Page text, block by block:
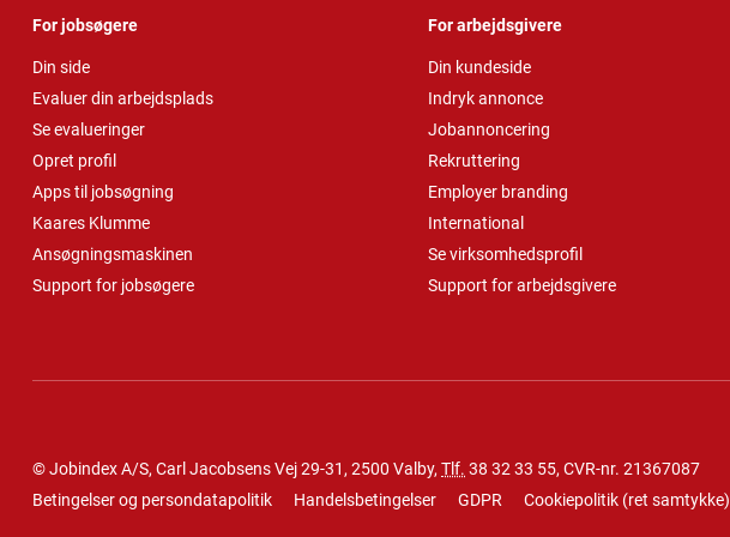
For jobsøgere
Din side
Evaluer din arbejdsplads
Se evalueringer
Opret profil
Apps til jobsøgning
Kaares Klumme
Ansøgningsmaskinen
Support for jobsøgere
For arbejdsgivere
Din kundeside
Indryk annonce
Jobannoncering
Rekruttering
Employer branding
International
Se virksomhedsprofil
Support for arbejdsgivere
© Jobindex A/S, Carl Jacobsens Vej 29-31, 2500 Valby, Tlf. 38 32 33 55, CVR-nr. 21367087
Betingelser og persondatapolitik
Handelsbetingelser GDPR Cookiepolitik (ret samtykke)